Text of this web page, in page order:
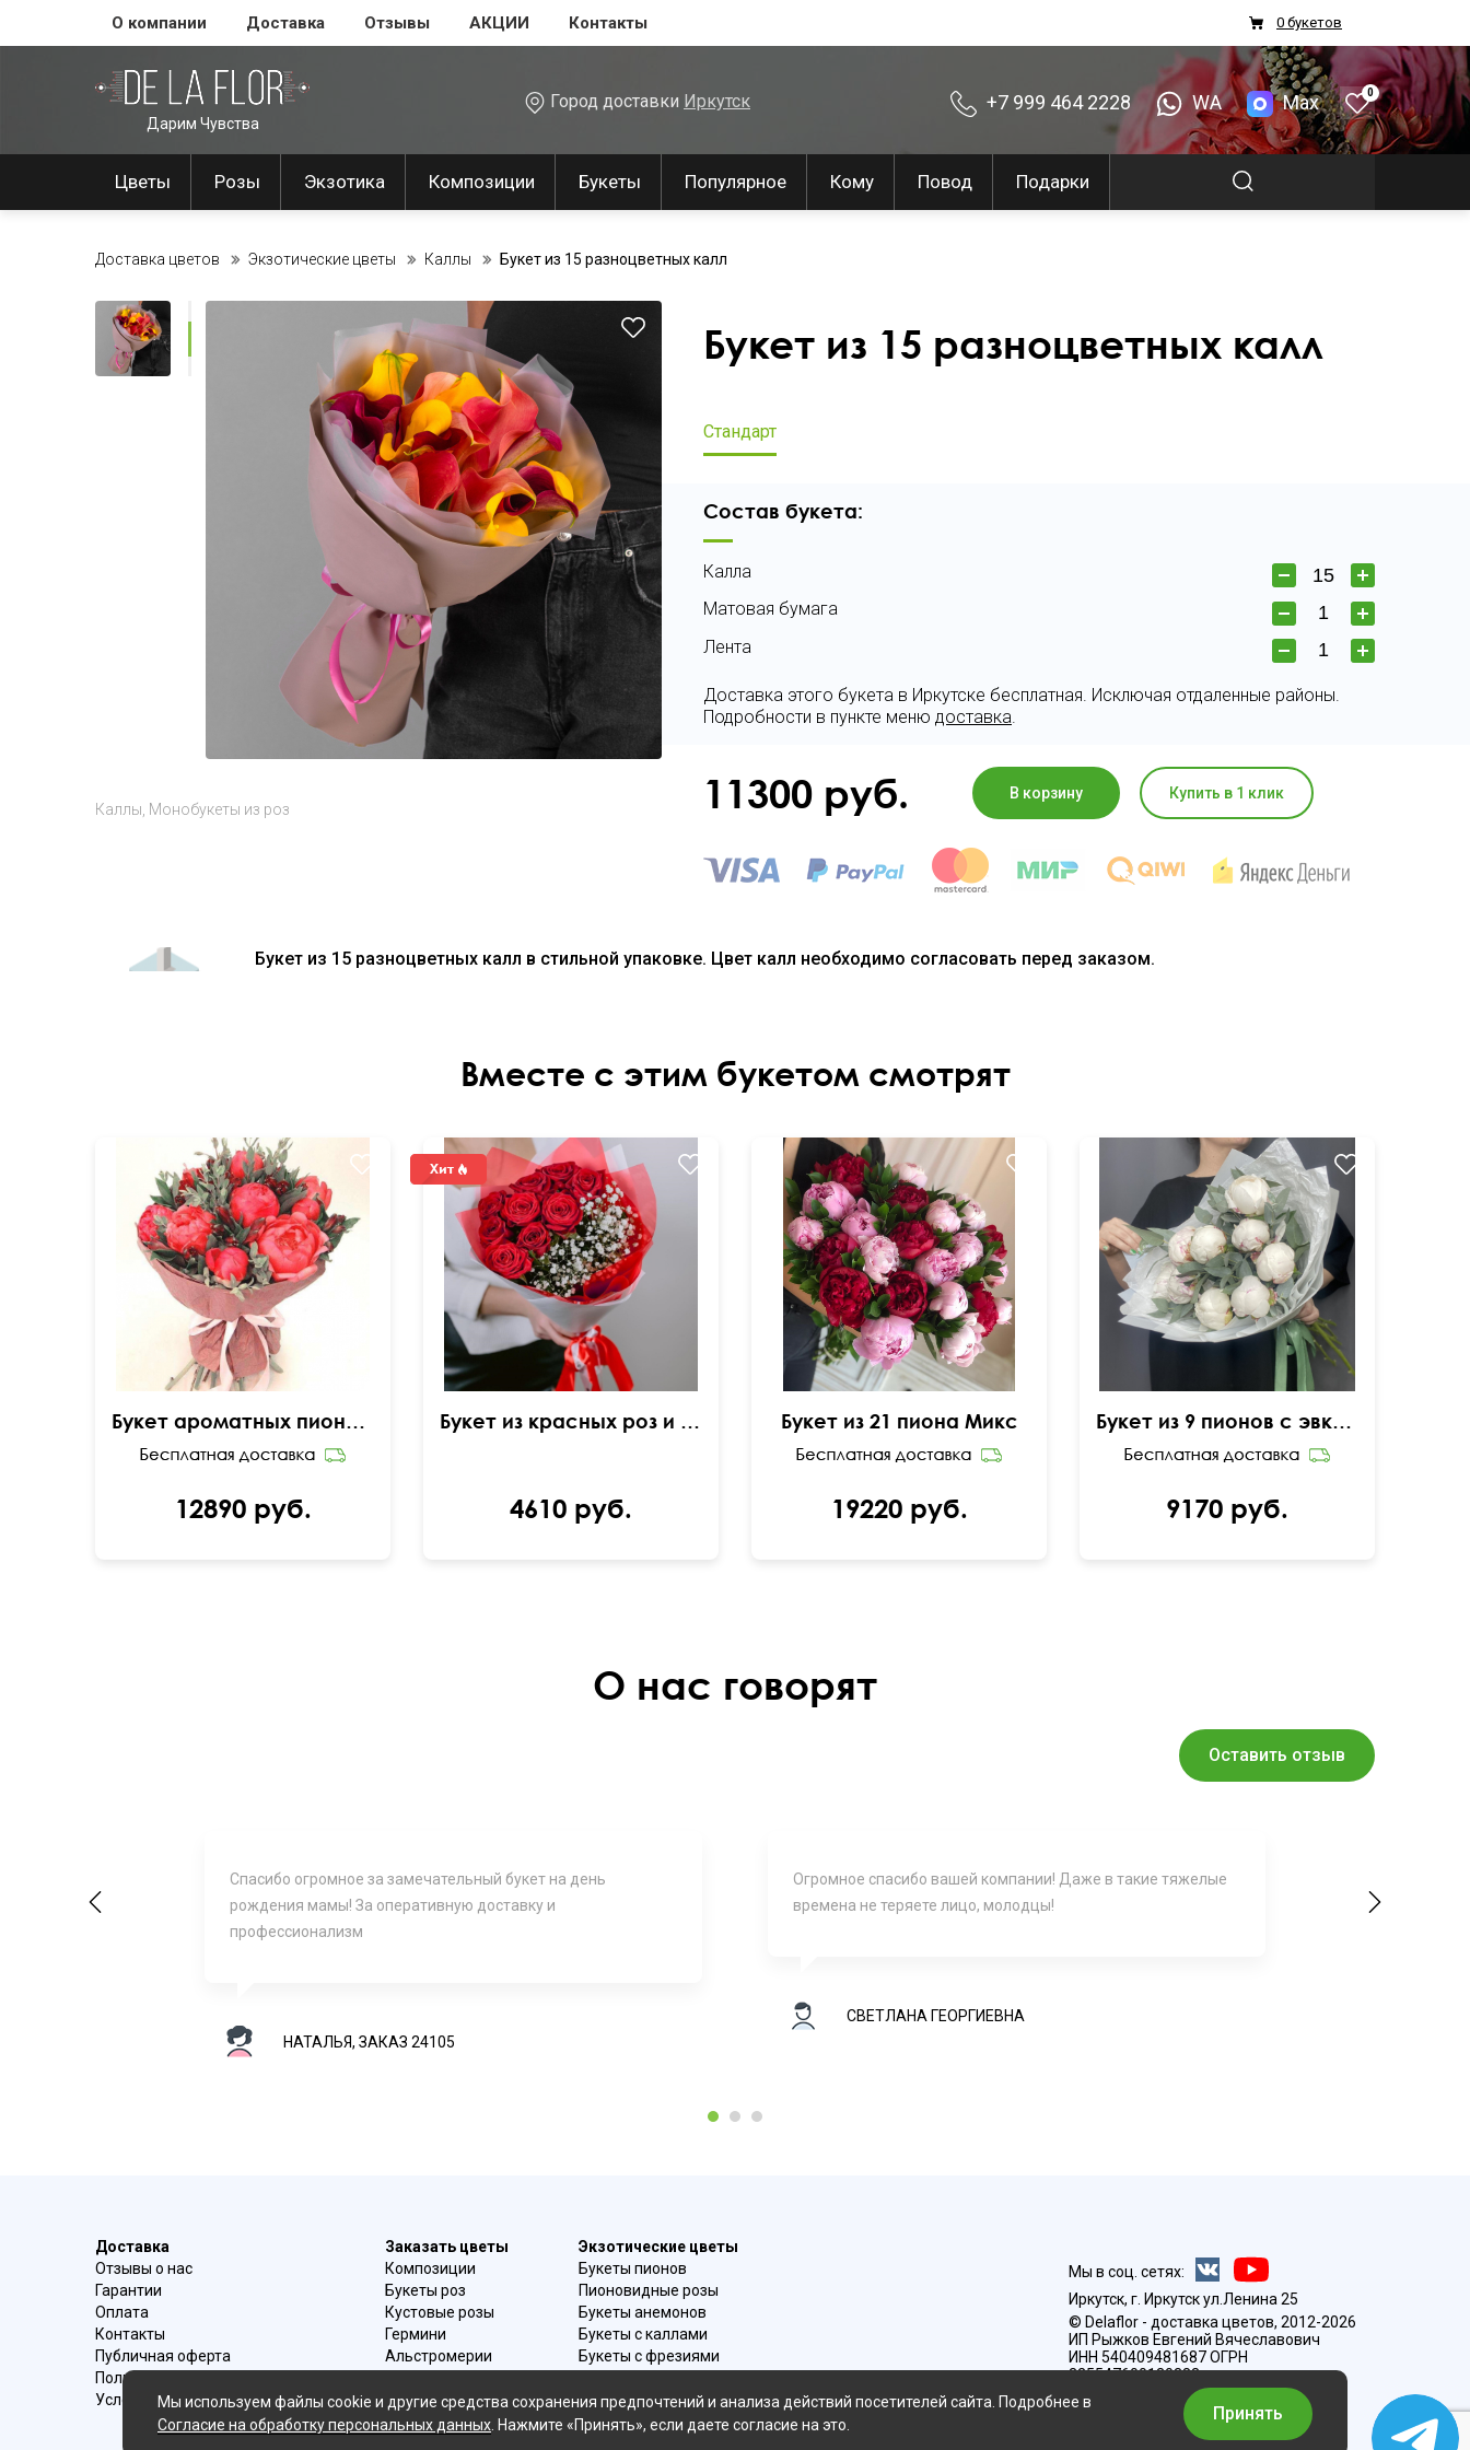
О компании Доставка Отзывы АКЦИИ Контакты 0 букетов
Дарим Чувства
Город доставки Иркутск +7 999 464 2228 WA Max 0
Цветы Розы Экзотика Композиции Букеты Популярное Кому Повод Подарки
Доставка цветов Экзотические цветы Каллы Букет из 15 разноцветных калл
Каллы Монобукеты из роз
Букет из 15 разноцветных калл
Стандарт
Состав букета:
Калла
Матовая бумага
Лента
Доставка этого букета в Иркутске бесплатная. Исключая отдаленные районы.
Подробности в пункте меню доставка.
11300 руб. В корзину Купить в 1 клик
Букет из 15 разноцветных калл в стильной упаковке. Цвет калл необходимо согласовать перед заказом.
Вместе с этим букетом смотрят
Букет ароматных пионов и альстромерии
12890 руб.
Букет из красных роз и гипсофилы
4610 руб.
Букет из 21 пиона Микс
19220 руб.
Букет из 9 пионов с эвкалиптом
9170 руб.
О нас говорят
Оставить отзыв
(｡◕‿◕｡)
Спасибо огромное за замечательный букет на день
рождения мамы! За оперативную доставку и
профессионализм
НАТАЛЬЯ, ЗАКАЗ 24105
Огромное спасибо вашей компании! Даже в такие тяжелые
времена не теряете лицо, молодцы!
СВЕТЛАНА ГЕОРГИЕВНА
эмоции ;)))
Доставка
Отзывы о нас
Гарантии
Оплата
Контакты
Публичная оферта
Политика конфиденциальности
Условия возврата
Заказать цветы
Композиции
Букеты роз
Кустовые розы
Гермини
Альстромерии
Букеты с эустомой
Ромашки
Экзотические цветы
Букеты пионов
Пионовидные розы
Букеты анемонов
Букеты с каллами
Букеты с фрезиями
Лаванда
Гиацинты
Мы в соц. сетях:
Иркутск, г. Иркутск ул.Ленина 25
© Delaflor - доставка цветов, 2012-2026
ИП Рыжков Евгений Вячеславович
ИНН 540409481687 ОГРН
325547600130383
Мы используем файлы cookie и другие средства сохранения предпочтений и анализа действий посетителей сайта. Подробнее в
Согласие на обработку персональных данных . Нажмите «Принять», если даете согласие на это.
Принять